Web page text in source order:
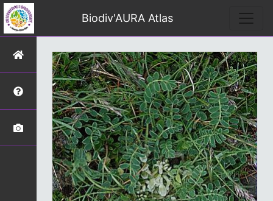
Biodiv'AURA Atlas